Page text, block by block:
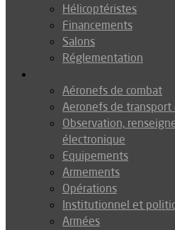
Hélicoptéristes
Financements
Salons
Réglementation
Aéronefs de combat
Aeronefs de
Observation,
électronique
Equipements
Armements
Opérations
Institutionnel et
Armées